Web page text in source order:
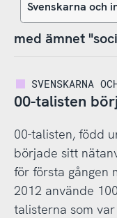
med ämnet
SVENSKARNA
00-talisten
00-talisten, född
började sitt
för första gången
2012 använde
talisterna som